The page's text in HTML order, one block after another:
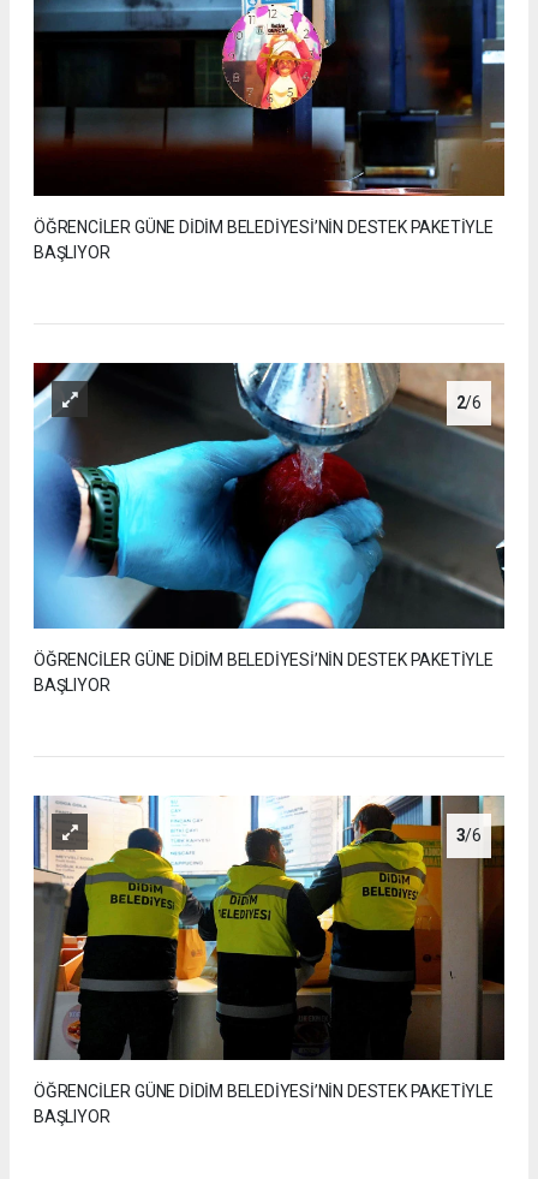
ÖĞRENCİLER GÜNE DİDİM BELEDİYESİ’NİN DESTEK PAKETİYLE
BAŞLIYOR
2/6
ÖĞRENCİLER GÜNE DİDİM BELEDİYESİ’NİN DESTEK PAKETİYLE
BAŞLIYOR
3/6
ÖĞRENCİLER GÜNE DİDİM BELEDİYESİ’NİN DESTEK PAKETİYLE
BAŞLIYOR